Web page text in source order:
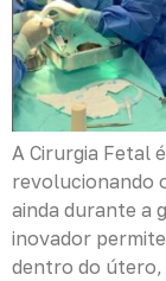
A Cirurgia Fetal
revolucionando
ainda durante a
inovador
dentro do